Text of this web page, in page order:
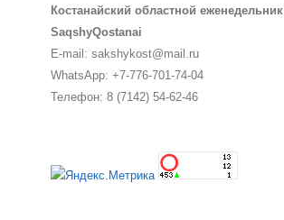
Костанайский областной еженедельник
SaqshyQostanai
E-mail: sakshykost@mail.ru
WhatsApp: +7-776-701-74-04
Телефон: 8 (7142) 54-62-46